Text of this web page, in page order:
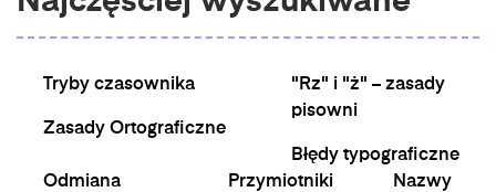
Tryby czasownika
Zasady Ortograficzne
"Rz" i "ż" – zasady
pisowni
Błędy typograficzne
Odmiana
Przymiotniki
Nazwy